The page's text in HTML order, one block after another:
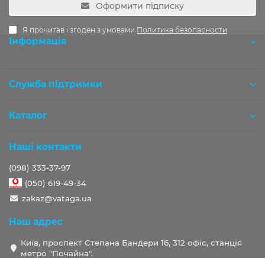
Оформити підписку
Я прочитав і згоден з умовами Политика безопасности
Інформація
Служба підтримки
Каталог
Наші контакти
(098) 333-37-97
(050) 619-49-34
zakaz@vataga.ua
Наш адрес
Київ, проспект Степана Бандери 16, 312 офіс, станція
метро "Почайна".